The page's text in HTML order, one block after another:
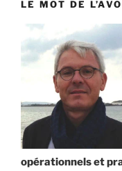
LE MOT DE
opérationnels et